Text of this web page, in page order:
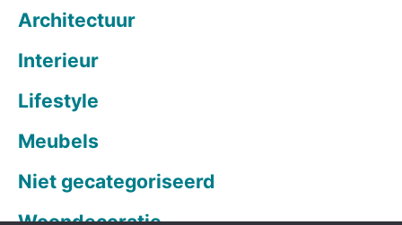
Architectuur
Interieur
Lifestyle
Meubels
Niet gecategoriseerd